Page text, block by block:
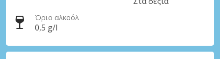
Όριο αλκοόλ
0,5 g/l